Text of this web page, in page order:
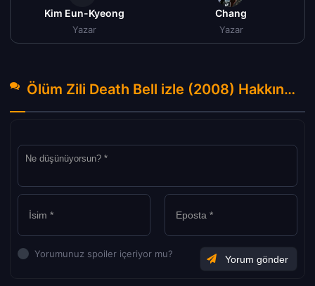
Kim Eun-Kyeong
Yazar
Chang
Yazar
Ölüm Zili Death Bell izle (2008) Hakkında Yorumlar
Yorumunuz spoiler içeriyor mu?